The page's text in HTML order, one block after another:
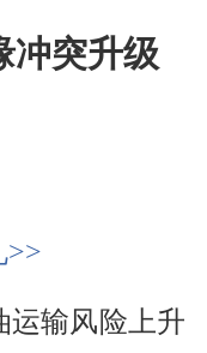
冲突升级
>>
运输风险上升